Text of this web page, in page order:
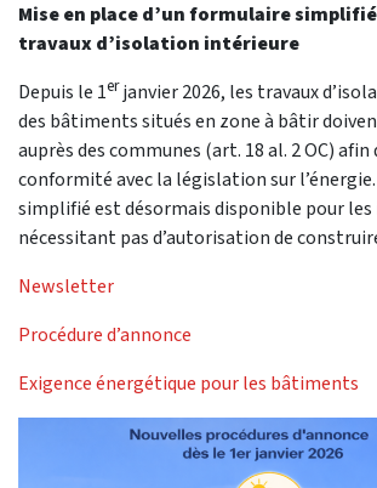
Mise en place d’un formulaire
travaux d’isolation intérieure
Depuis le 1erjanvier 2026, les travaux
des bâtiments situés en zone à bâtir
auprès des communes (art. 18 al. 2 OC)
conformité avec la législation sur
simplifié est désormais disponible pour
nécessitant pas d’autorisation de
Newsletter
Procédure d’annonce
Exigence énergétique pour les bâtiments